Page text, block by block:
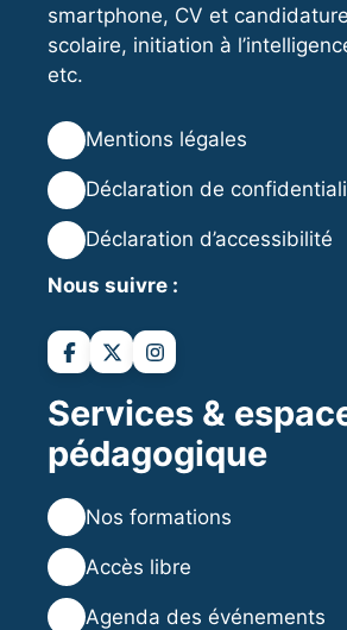
smartphone, CV et
scolaire, initiation à
etc.
Mentions légales
Déclaration de
Déclaration d’accessibilité
Nous suivre :
Services &
pédagogique
Nos formations
Accès libre
Agenda des événements